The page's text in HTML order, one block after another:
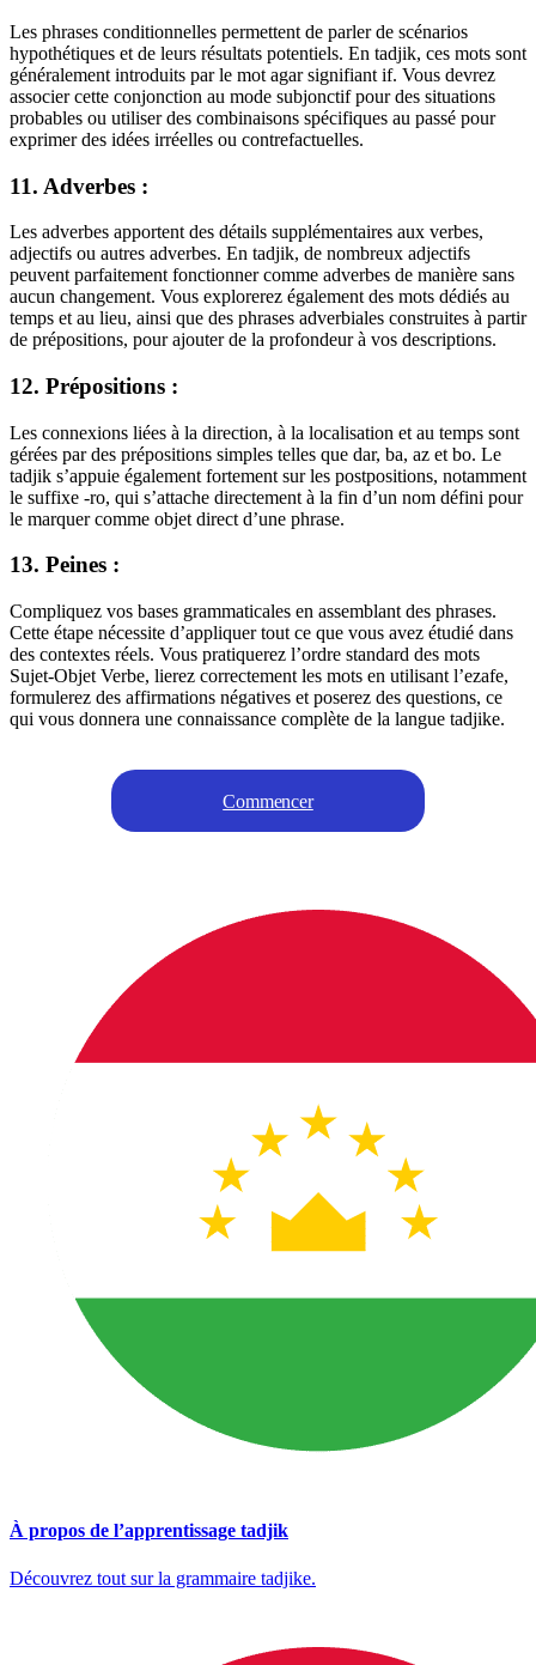
Les phrases conditionnelles permettent de parler de scénarios
hypothétiques et de leurs résultats potentiels. En tadjik, ces mots sont
généralement introduits par le mot agar signifiant if. Vous devrez
associer cette conjonction au mode subjonctif pour des situations
probables ou utiliser des combinaisons spécifiques au passé pour
exprimer des idées irréelles ou contrefactuelles.
11. Adverbes :
Les adverbes apportent des détails supplémentaires aux verbes,
adjectifs ou autres adverbes. En tadjik, de nombreux adjectifs
peuvent parfaitement fonctionner comme adverbes de manière sans
aucun changement. Vous explorerez également des mots dédiés au
temps et au lieu, ainsi que des phrases adverbiales construites à partir
de prépositions, pour ajouter de la profondeur à vos descriptions.
12. Prépositions :
Les connexions liées à la direction, à la localisation et au temps sont
gérées par des prépositions simples telles que dar, ba, az et bo. Le
tadjik s’appuie également fortement sur les postpositions, notamment
le suffixe -ro, qui s’attache directement à la fin d’un nom défini pour
le marquer comme objet direct d’une phrase.
13. Peines :
Compliquez vos bases grammaticales en assemblant des phrases.
Cette étape nécessite d’appliquer tout ce que vous avez étudié dans
des contextes réels. Vous pratiquerez l’ordre standard des mots
Sujet-Objet Verbe, lierez correctement les mots en utilisant l’ezafe,
formulerez des affirmations négatives et poserez des questions, ce
qui vous donnera une connaissance complète de la langue tadjike.
Commencer
À propos de l’apprentissage tadjik
Découvrez tout sur la grammaire tadjike.